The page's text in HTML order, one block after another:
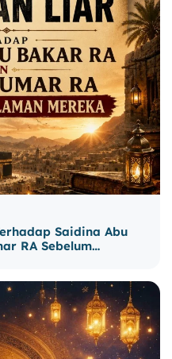
Saidina Abu
RA Sebelum…